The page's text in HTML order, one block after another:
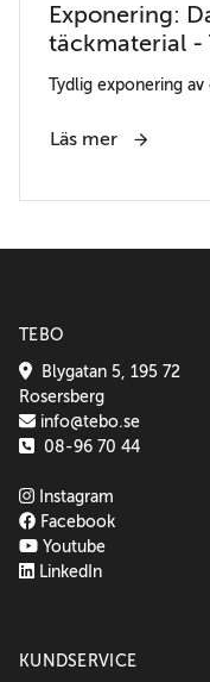
Exponering:
täckmaterial -
Tydlig exponering
Läs mer
TEBO
Blygatan 5, 195 72
Rosersberg
info@tebo.se
08-96 70 44
Instagram
Facebook
Youtube
LinkedIn
KUNDSERVICE